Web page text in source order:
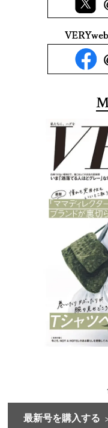
最新号を購入する